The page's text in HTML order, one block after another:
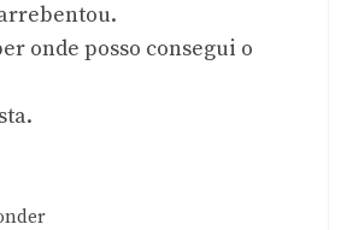
onde posso consegui o